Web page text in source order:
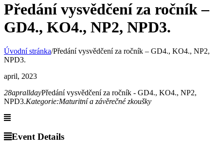
Předání vysvědčení za ročník –
GD4., KO4., NP2, NPD3.
Úvodní stránka/Předání vysvědčení za ročník – GD4., KO4., NP2,
NPD3.
april, 2023
28apralldayPředání vysvědčení za ročník - GD4., KO4., NP2,
NPD3.Kategorie:Maturitní a závěrečné zkoušky
Event Details